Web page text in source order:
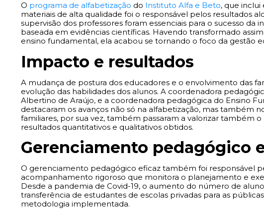
O programa de alfabetização do Instituto Alfa e Beto, que
materiais de alta qualidade foi o responsável pelos resultados
supervisão dos professores foram essenciais para o sucesso da
baseada em evidências científicas. Havendo transformado
ensino fundamental, ela acabou se tornando o foco da gestão
Impacto e resultados
A mudança de postura dos educadores e o envolvimento das
evolução das habilidades dos alunos. A coordenadora
Albertino de Araújo, e a coordenadora pedagógica do Ensino
destacaram os avanços não só na alfabetização, mas também
familiares, por sua vez, também passaram a valorizar também
resultados quantitativos e qualitativos obtidos.
Gerenciamento pedagógico
O gerenciamento pedagógico eficaz também foi responsável
acompanhamento rigoroso que monitora o planejamento e
Desde a pandemia de Covid-19, o aumento do número de
transferência de estudantes de escolas privadas para as
metodologia implementada.